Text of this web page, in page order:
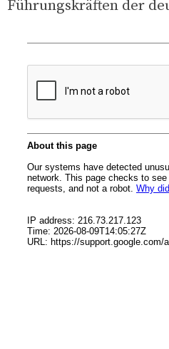
Führungskräften der